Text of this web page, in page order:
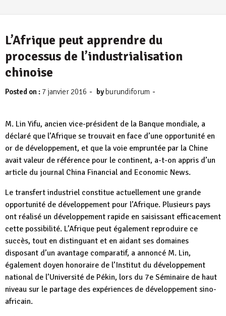
L’Afrique peut apprendre du
processus de l’industrialisation
chinoise
Posted on : 7 janvier 2016 - by burundiforum -
M. Lin Yifu, ancien vice-président de la Banque mondiale, a
déclaré que l’Afrique se trouvait en face d’une opportunité en
or de développement, et que la voie empruntée par la Chine
avait valeur de référence pour le continent, a-t-on appris d’un
article du journal China Financial and Economic News.
Le transfert industriel constitue actuellement une grande
opportunité de développement pour l’Afrique. Plusieurs pays
ont réalisé un développement rapide en saisissant efficacement
cette possibilité. L’Afrique peut également reproduire ce
succès, tout en distinguant et en aidant ses domaines
disposant d’un avantage comparatif, a annoncé M. Lin,
également doyen honoraire de l’Institut du développement
national de l’Université de Pékin, lors du 7e Séminaire de haut
niveau sur le partage des expériences de développement sino-
africain.